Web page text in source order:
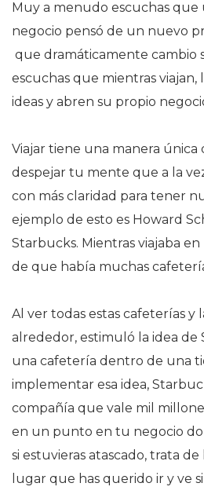
Muy a menudo escuchas
negocio pensó de un nuevo
que dramáticamente cambio
escuchas que mientras viajan,
ideas y abren su propio
Viajar tiene una manera única
despejar tu mente que a la
con más claridad para tener
ejemplo de esto es Howard
Starbucks. Mientras viajaba
de que había muchas
Al ver todas estas cafeterías y
alrededor, estimuló la idea de
una cafetería dentro de una
implementar esa idea,
compañía que vale mil
en un punto en tu negocio
si estuvieras atascado, trata
lugar que has querido ir y ve